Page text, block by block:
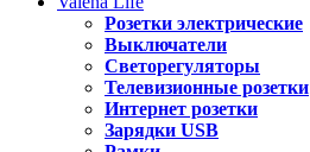
Розетки электрические
Выключатели
Светорегуляторы
Телевизионные розетки
Интернет розетки
Зарядки USB